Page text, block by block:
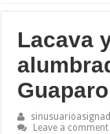
Lacava
Leave a comment